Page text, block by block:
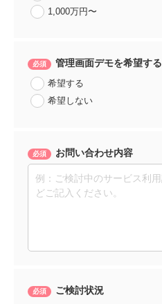
1,000万円〜
管理画面デモを希望する
希望する
希望しない
お問い合わせ内容
ご検討状況